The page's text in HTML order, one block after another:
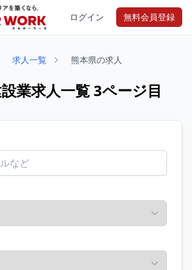
ログイン 無料会員登録
求人一覧 熊本県の求人
業求人一覧 3ページ目